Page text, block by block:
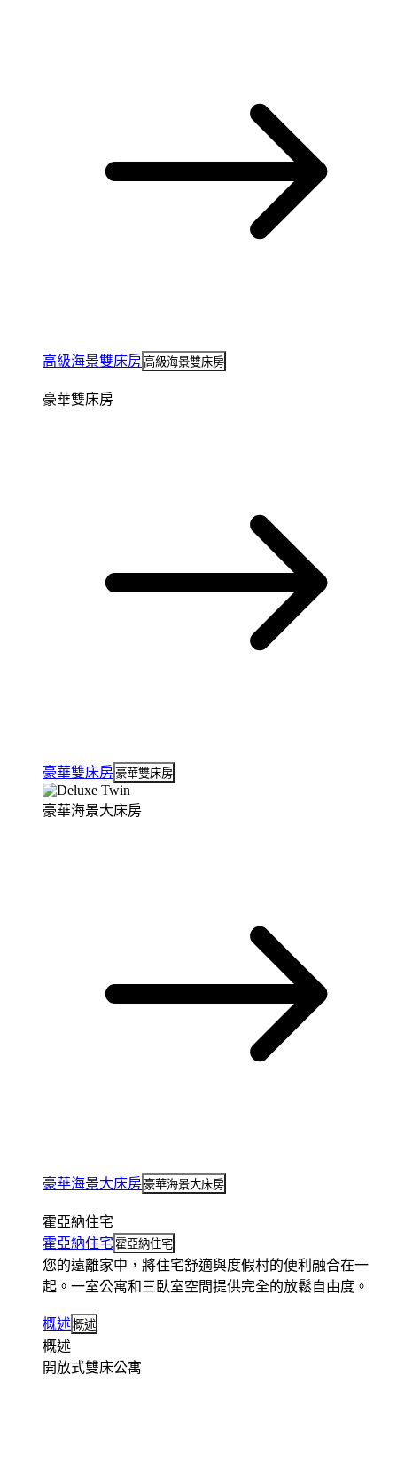
高級海景雙床房高級海景雙床房
豪華雙床房
豪華雙床房豪華雙床房
豪華海景大床房
豪華海景大床房豪華海景大床房
霍亞納住宅
霍亞納住宅 霍亞納住宅
您的遠離家中，將住宅舒適與度假村的便利融合在一
起。一室公寓和三臥室空間提供完全的放鬆自由度。
概述概述
概述
開放式雙床公寓